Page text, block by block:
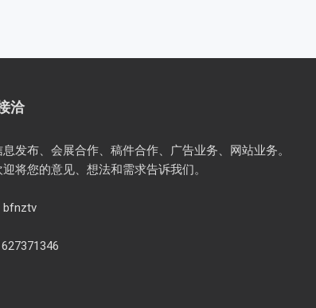
洽
布、会展合作、稿件合作、广告业务、网站业务。
您的意见、想法和需求告诉我们。
bfnztv